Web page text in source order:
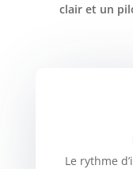
clair et un
Le rythme